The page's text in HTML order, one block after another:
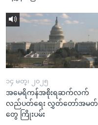
၁၄ မတ္၊ ၂၀၂၅
အမေရိကန်အစိုးရဆက်လက်
လည်ပတ်ရေး လွှတ်တော်အမတ်
တွေ ကြိုးပမ်း